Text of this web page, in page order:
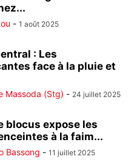
- 1 août 2025
: Les
face à la pluie et
Massoda (Stg) - 24 juillet 2025
blocus expose les
à la faim...
Bassong - 11 juillet 2025